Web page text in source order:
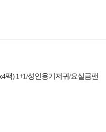
팩) 1+1/성인용기저귀/요실금팬